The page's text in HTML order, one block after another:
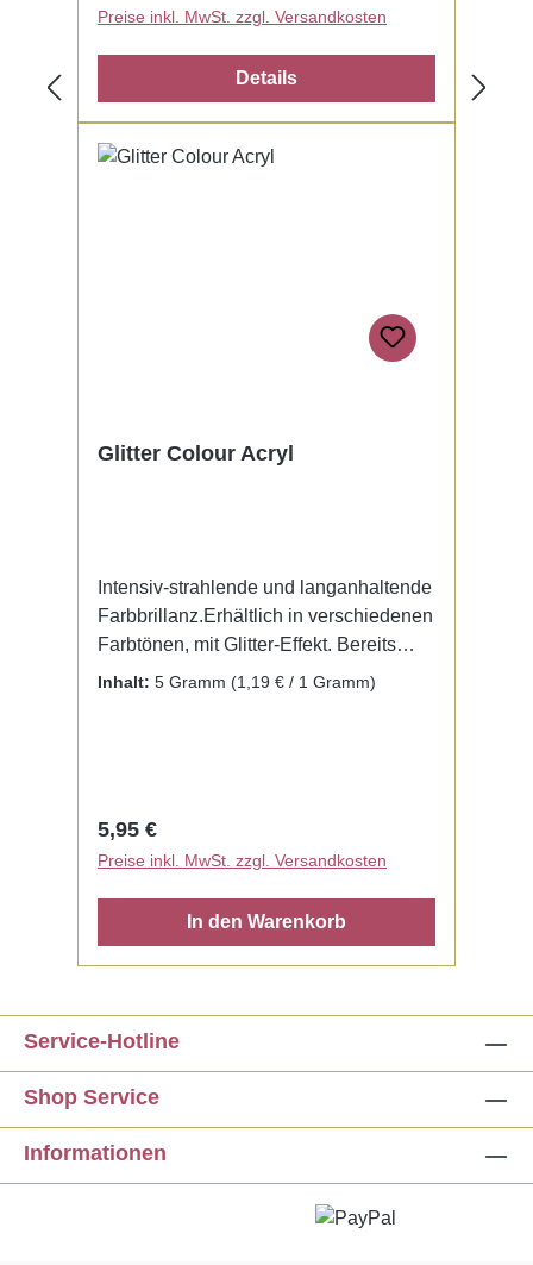
Preise inkl. MwSt. zzgl. Versandkosten
Details
Glitter Colour Acryl
Intensiv-strahlende und langanhaltende
Farbbrillanz.Erhältlich in verschiedenen
Farbtönen, mit Glitter-Effekt. Bereits
fertig zur Benutzung mit Liquid. Kein
Inhalt: 5 Gramm (1,19 € / 1 Gramm)
Regulärer Preis:
5,95 €
Preise inkl. MwSt. zzgl. Versandkosten
In den Warenkorb
Service-Hotline
Shop Service
Informationen